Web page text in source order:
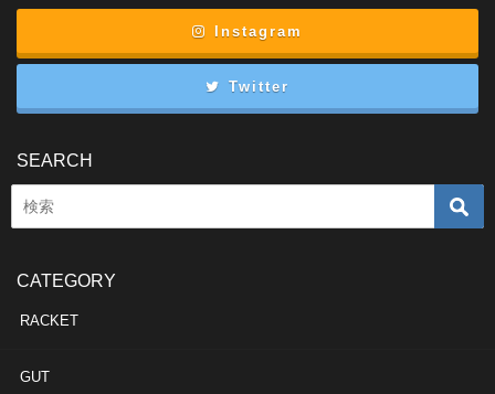
Instagram
Twitter
SEARCH
CATEGORY
RACKET
GUT